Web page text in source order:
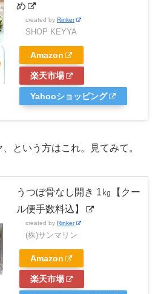
め
created by Rinker
SHOP KEYYA
Amazon
楽天市場
Yahooショッピング
という方はこれ。見てみて。
うつぼ骨なし開き 1㎏【クー
ル便手数料込】
created by Rinker
(株)サンマリン
Amazon
楽天市場